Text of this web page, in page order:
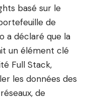
basé sur le
de
a déclaré que la
un élément clé
Full Stack,
les données des
de